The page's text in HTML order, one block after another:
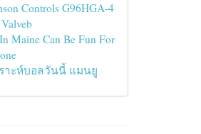
Controls G96HGA-4
Maine Can Be Fun For
าะห์บอลวันนี้ แมนยู